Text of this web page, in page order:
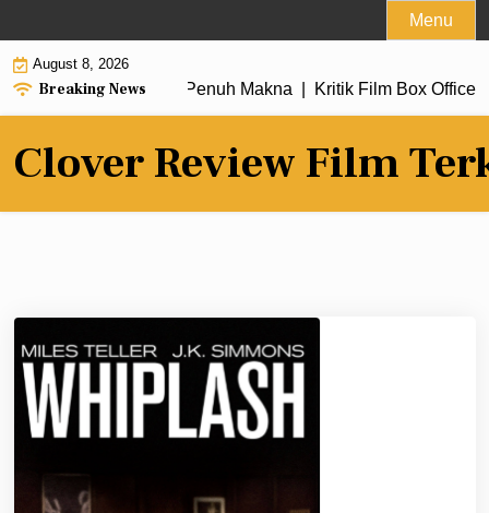
to
content
Menu
August 8, 2026
Breaking News
dengan Alur Cerita Penuh Makna |Kritik Film Box Office
Clover Review Film